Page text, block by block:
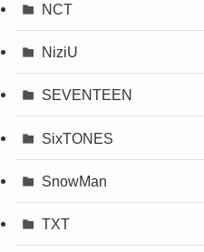
NCT
NiziU
SEVENTEEN
SixTONES
SnowMan
TXT